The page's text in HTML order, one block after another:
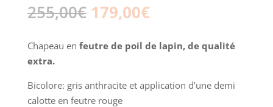
255,00€ Le
prix
initial
était :
179,00€Le
actuel
est :
Chapeau en feutre de poil de lapin, de qualité
extra.
Bicolore: gris anthracite et application d’une demi
calotte en feutre rouge